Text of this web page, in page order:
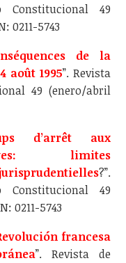
Constitucional 49
0211-5743
de la
août 1995”. Revista
49 (enero/abril
d’arrêt aux
limites
?”.
Constitucional 49
0211-5743
francesa
”. Revista de